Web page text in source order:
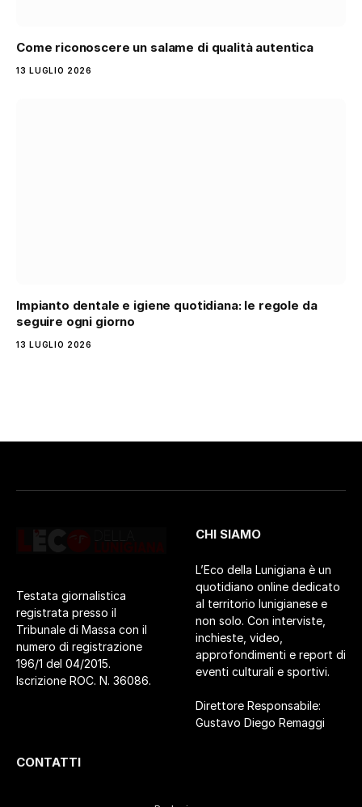
Come riconoscere un salame di qualità autentica
13 LUGLIO 2026
Impianto dentale e igiene quotidiana: le regole da
seguire ogni giorno
13 LUGLIO 2026
Testata giornalistica
registrata presso il
Tribunale di Massa con il
numero di registrazione
196/1 del 04/2015.
Iscrizione ROC. N. 36086.
CHI SIAMO
L’Eco della Lunigiana è un
quotidiano online dedicato
al territorio lunigianese e
non solo. Con interviste,
inchieste, video,
approfondimenti e report di
eventi culturali e sportivi.
Direttore Responsabile:
Gustavo Diego Remaggi
CONTATTI